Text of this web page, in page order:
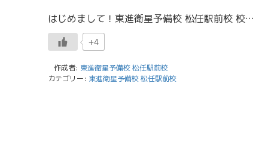
はじめまして！東進衛星予備校 松任駅前校 校長の天野です。 東進衛星予備校 松任駅前校のホームページをご覧いただき、ありがとうございます。 これからこのページで、東進衛星予備校 松任駅前校の日々の校舎の様子や、イベントの […]
+4
作成者: 東進衛星予備校 松任駅前校
カテゴリー: 東進衛星予備校 松任駅前校